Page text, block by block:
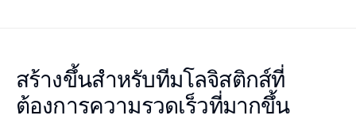
สร้างขึ้นสำหรับทีมโลจิสติกส์ที่
ต้องการความรวดเร็วที่มากขึ้น